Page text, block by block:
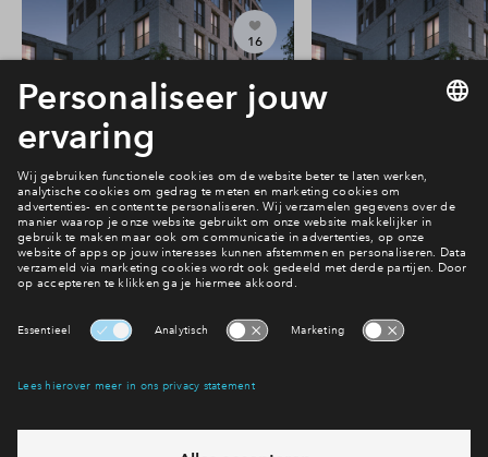
16
#005
In optie
2-kamer appartement #005
€ 380.000 v.o.n.
In optie
2-kamer
€ 385.000